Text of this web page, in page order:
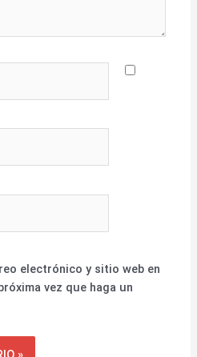
electrónico y sitio web en
vez que haga un